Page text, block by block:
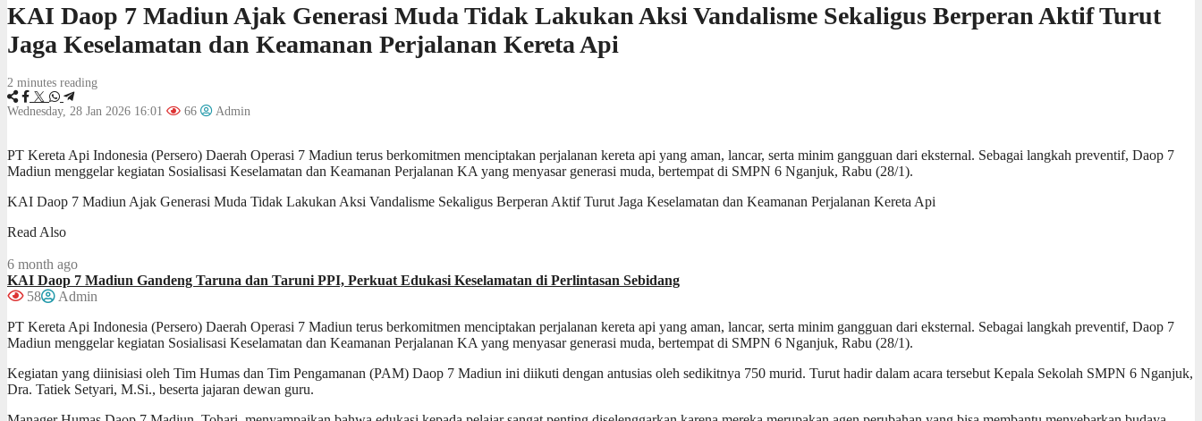
KAI Daop 7 Madiun Ajak Generasi Muda Tidak Lakukan Aksi Vandalisme Sekaligus Berperan Aktif Turut
Jaga Keselamatan dan Keamanan Perjalanan Kereta Api
2 minutes reading
Wednesday, 28 Jan 2026 16:01 66 Admin
PT Kereta Api Indonesia (Persero) Daerah Operasi 7 Madiun terus berkomitmen menciptakan perjalanan kereta api yang aman, lancar, serta minim gangguan dari eksternal. Sebagai langkah preventif, Daop 7
Madiun menggelar kegiatan Sosialisasi Keselamatan dan Keamanan Perjalanan KA yang menyasar generasi muda, bertempat di SMPN 6 Nganjuk, Rabu (28/1).
KAI Daop 7 Madiun Ajak Generasi Muda Tidak Lakukan Aksi Vandalisme Sekaligus Berperan Aktif Turut Jaga Keselamatan dan Keamanan Perjalanan Kereta Api
Read Also
6 month ago
KAI Daop 7 Madiun Gandeng Taruna dan Taruni PPI, Perkuat Edukasi Keselamatan di Perlintasan Sebidang
58
Admin
PT Kereta Api Indonesia (Persero) Daerah Operasi 7 Madiun terus berkomitmen menciptakan perjalanan kereta api yang aman, lancar, serta minim gangguan dari eksternal. Sebagai langkah preventif, Daop 7
Madiun menggelar kegiatan Sosialisasi Keselamatan dan Keamanan Perjalanan KA yang menyasar generasi muda, bertempat di SMPN 6 Nganjuk, Rabu (28/1).
Kegiatan yang diinisiasi oleh Tim Humas dan Tim Pengamanan (PAM) Daop 7 Madiun ini diikuti dengan antusias oleh sedikitnya 750 murid. Turut hadir dalam acara tersebut Kepala Sekolah SMPN 6 Nganjuk,
Dra. Tatiek Setyari, M.Si., beserta jajaran dewan guru.